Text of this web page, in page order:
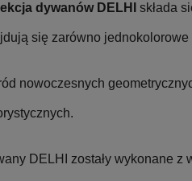
dywanów DELHI składa
się zarówno
nowoczesnych
DELHI zostały wykonane z